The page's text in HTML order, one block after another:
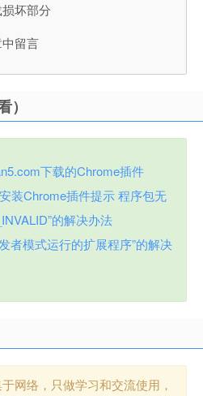
坏部分
留言
）
下载的Chrome插件
装Chrome插件提示 程序包无
的解决办法
者模式运行的扩展程序”的解决
网络，只做学习和交流使用，